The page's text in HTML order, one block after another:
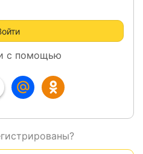
с помощью